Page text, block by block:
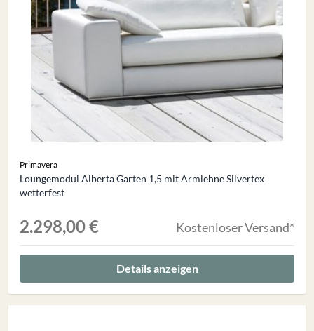
Primavera
Loungemodul Alberta Garten 1,5 mit Armlehne Silvertex
wetterfest
2.298,00 € Kostenloser Versand*
Details anzeigen